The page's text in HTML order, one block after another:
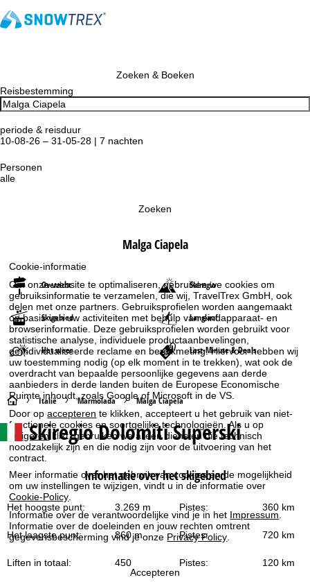
Cookie-informatie
Om onze website te optimaliseren, gebruiken we cookies om
gebruiksinformatie te verzamelen, die wij, TravelTrex GmbH, ook
delen met onze partners. Gebruiksprofielen worden aangemaakt
op basis van uw activiteiten met behulp van eindapparaat- en
browserinformatie. Deze gebruiksprofielen worden gebruikt voor
statistische analyse, individuele productaanbevelingen,
geïndividualiseerde reclame en bereikmeting. Hiervoor hebben wij
uw toestemming nodig (op elk moment in te trekken), wat ook de
overdracht van bepaalde persoonlijke gegevens aan derde
aanbieders in derde landen buiten de Europese Economische
Ruimte inhoudt, zoals Google of Microsoft in de VS.
Door opaccepteren te klikken, accepteert u het gebruik van niet-
functionele cookies en soortgelijke technologieën. Als u op
weigeren klikt, gebruiken we alleen diensten die technisch
noodzakelijk zijn en die nodig zijn voor de uitvoering van het
contract.
Meer informatie over het gebruik van cookies en de mogelijkheid
om uw instellingen te wijzigen, vindt u in de informatie over
Cookie-Policy
Informatie over de verantwoordelijke vind je in het Impressum
Informatie over de doeleinden en jouw rechten omtrent
gegevensbescherming vind je onze Privacy Policy
Accepteren
Zoeken & Boeken
Reisbestemming
periode & reisduur
10-08-26 – 31-05-28 | 7 nachten
Personen
alle
Zoeken
Malga Ciapela
Overzicht Skiregio
Skigebied Langlauf
Het weer Last-Minute & Deals
S
t
a
r
t
p
Italië Marmolada Malga Ciapela
Skiregio Dolomiti Superski
Informatie over het skigebied
Het hoogste punt: 3.269 m Pistes: 360 km
Het laagste punt: 860 m Pistes: 720 km
Liften in totaal: 450 Pistes: 120 km